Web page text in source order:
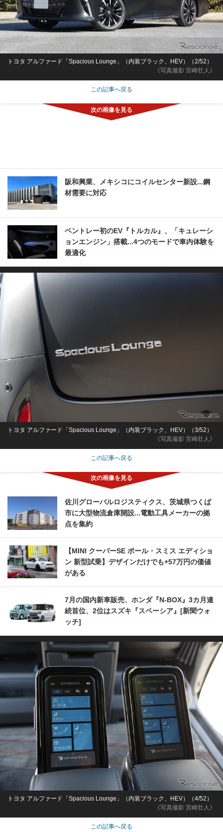
《写真撮影 宮崎壮人》
トヨタ アルファード「Spacious Lounge」（内装ブラック、HEV）（2/52）
この記事へ戻る
阪和興業、メキシコにコイルセンター新設...鋼
材需要に対応
ベントレー初のEV『トルカル』、「キュレーシ
ョンエンジン」搭載...4つのモードで車内体験を
最適化
《写真撮影 宮崎壮人》
トヨタ アルファード「Spacious Lounge」（内装ブラック、HEV）（3/52）
この記事へ戻る
佐川グローバルロジスティクス、茨城県つくば
市に大型物流倉庫開設...電動工具メーカーの拠
点を集約
【MINI クーパーSE ポール・スミス エディショ
ン 新型試乗】デザインだけでも+57万円の価値
がある
7月の国内新車販売、ホンダ『N-BOX』3カ月連
続首位、2位はスズキ『スペーシア』[新聞ウォ
ッチ]
《写真撮影 宮崎壮人》
トヨタ アルファード「Spacious Lounge」（内装ブラック、HEV）（4/52）
この記事へ戻る